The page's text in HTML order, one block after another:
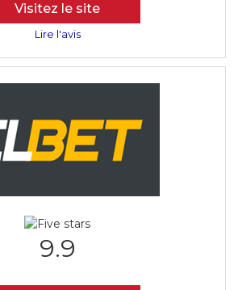
Visitez le site
Lire l'avis
9.9